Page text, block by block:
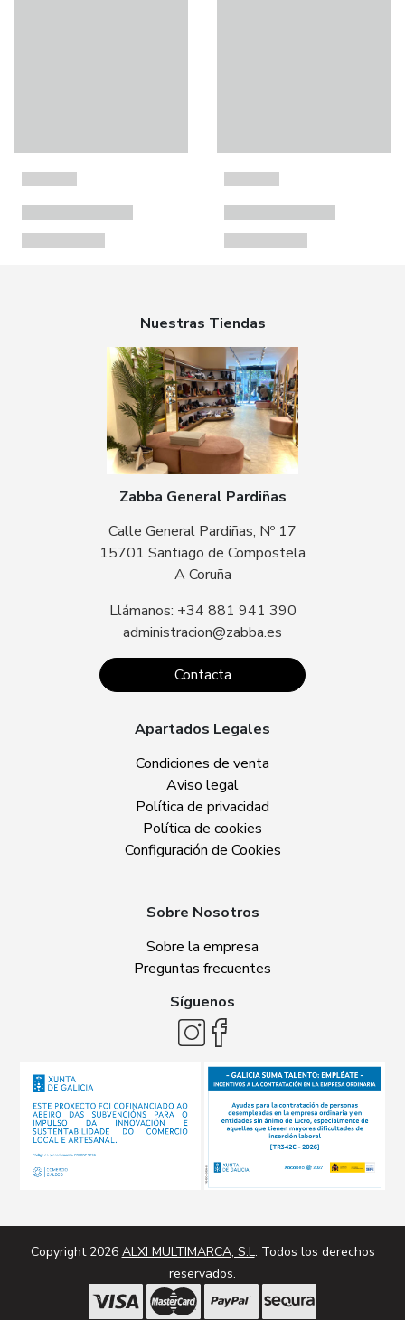
Nuestras Tiendas
Zabba General Pardiñas
Calle General Pardiñas, Nº 17
15701 Santiago de Compostela
A Coruña
Llámanos: +34 881 941 390
administracion@zabba.es
Contacta
Apartados Legales
Condiciones de venta
Aviso legal
Política de privacidad
Política de cookies
Configuración de Cookies
Sobre Nosotros
Sobre la empresa
Preguntas frecuentes
Síguenos
Copyright 2026 ALXI MULTIMARCA, S.L. Todos los derechos
reservados.